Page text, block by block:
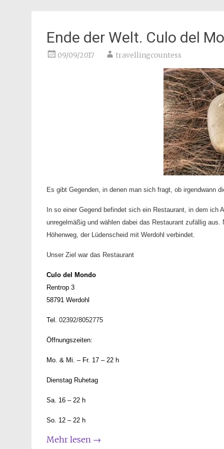
Ende der Welt. Culo del
09/09/2017 travellingcountess
Es gibt Gegenden, in denen man sich fragt, ob irgendwann
In so einer Gegend befindet sich ein Restaurant, in dem ich
unregelmäßig und wählen dabei das Restaurant zufällig
Höhenweg, der Lüdenscheid mit Werdohl verbindet.
Unser Ziel war das Restaurant
Culo del Mondo
Rentrop 3
58791 Werdohl
Tel. 02392/8052775
Öffnungszeiten:
Mo. & Mi. – Fr. 17 – 22 h
Dienstag Ruhetag
Sa. 16 – 22 h
So. 12 – 22 h
Mehr lesen →